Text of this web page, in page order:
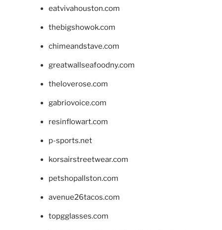
eatvivahouston.com
thebigshowok.com
chimeandstave.com
greatwallseafoodny.com
theloverose.com
gabriovoice.com
resinflowart.com
p-sports.net
korsairstreetwear.com
petshopallston.com
avenue26tacos.com
topgglasses.com